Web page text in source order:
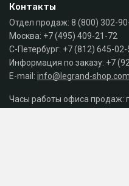
Контакты
Отдел продаж: 8 (800) 302-
Москва: +7 (495) 409-21-72
С-Петербург: +7 (812) 645-02-
Информация по заказу: +7
E-mail: info@legrand-shop.com
Часы работы офиса продаж: